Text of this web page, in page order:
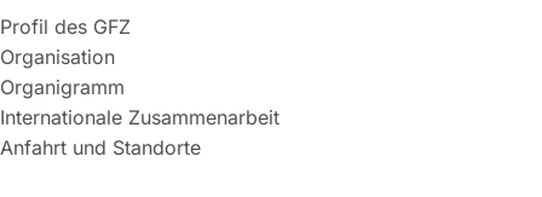
Profil des GFZ
Organisation
Organigramm
Internationale Zusammenarbeit
Anfahrt und Standorte